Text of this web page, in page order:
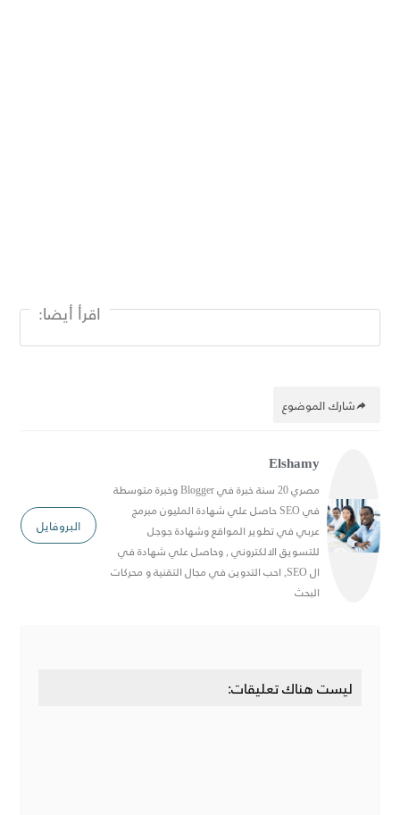
اقرأ أيضا:
شارك الموضوع
Elshamy
مصري 20 سنة خبرة في Blogger وخبرة متوسطة
في SEO حاصل علي شهادة المليون مبرمج
عربي في تطوير المواقع وشهادة جوجل
للتسويق الالكتروني , وحاصل علي شهادة في
ال SEO, احب التدوين في مجال التقنية و محركات
البحث
البروفايل
ليست هناك تعليقات: